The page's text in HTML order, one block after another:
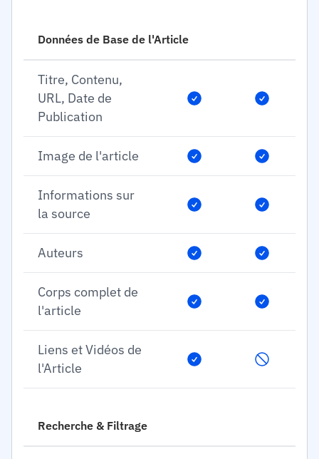
Données de Base de l'Article
Titre, Contenu,
URL, Date de
Publication
Image de l'article
Informations sur
la source
Auteurs
Corps complet de
l'article
Liens et Vidéos de
l'Article
Recherche & Filtrage